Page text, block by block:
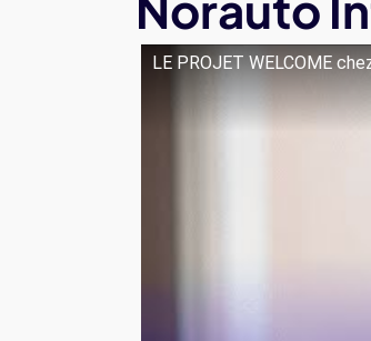
LE PROJET WELCOME